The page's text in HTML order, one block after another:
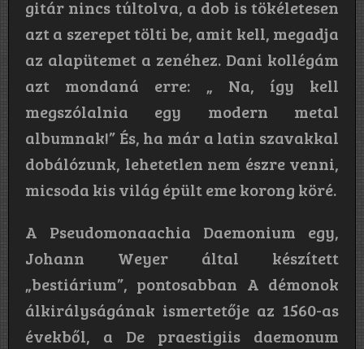
gitár nincs túltolva, a dob is tökéletesen
azt a szerepet tölti be, amit kell, megadja
az alapütemet a zenéhez. Dani kollégám
azt mondaná erre: „ Na, így kell
megszólalnia egy modern metal
albumnak!” És, ha már a latin szavakkal
dobálózunk, lehetetlen nem észre venni,
micsoda kis világ épült eme korong köré.
A Pseudomonaachia Daemonium egy,
Johann Weyer által készített
„bestiárium”, pontosabban A démonok
álkirályságának ismertetője az 1560-as
évekből, a De praestigiis daemonum